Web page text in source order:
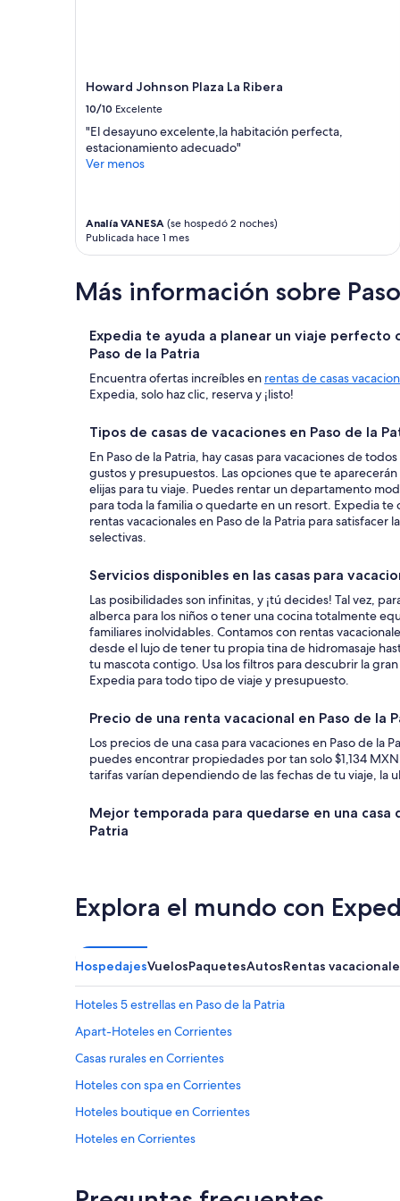
Howard Johnson Plaza La Ribera
10/10 Excelente
"El desayuno excelente,la habitación perfecta,
estacionamiento adecuado"
Ver menos
Analía VANESA (se hospedó 2 noches)
Publicada hace 1 mes
Más información sobre
Expedia te ayuda a planear un viaje perfecto
Paso de la Patria
Encuentra ofertas increíbles en rentas de casas
Expedia, solo haz clic, reserva y ¡listo!
Tipos de casas de vacaciones en Paso de la
En Paso de la Patria, hay casas para vacaciones de
gustos y presupuestos. Las opciones que te
elijas para tu viaje. Puedes rentar un departamento
para toda la familia o quedarte en un resort. Expedia
rentas vacacionales en Paso de la Patria para satisfacer
selectivas.
Servicios disponibles en las casas para
Las posibilidades son infinitas, y ¡tú decides! Tal vez,
alberca para los niños o tener una cocina totalmente
familiares inolvidables. Contamos con rentas
desde el lujo de tener tu propia tina de hidromasaje
tu mascota contigo. Usa los filtros para descubrir la
Expedia para todo tipo de viaje y presupuesto.
Precio de una renta vacacional en Paso de la
Los precios de una casa para vacaciones en Paso de la
puedes encontrar propiedades por tan solo $1,134
tarifas varían dependiendo de las fechas de tu viaje, la
Mejor temporada para quedarse en una casa
Patria
Explora el mundo con
HospedajesVuelosPaquetesAutosRentas
Hoteles 5 estrellas en Paso de la Patria
Apart-Hoteles en Corrientes
Casas rurales en Corrientes
Hoteles con spa en Corrientes
Hoteles boutique en Corrientes
Hoteles en Corrientes
Hoteles en Departamento Capital